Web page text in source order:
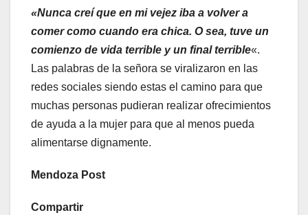
«Nunca creí que en mi vejez iba a volver a
comer como cuando era chica. O sea, tuve un
comienzo de vida terrible y un final terrible«.
Las palabras de la señora se viralizaron en las
redes sociales siendo estas el camino para que
muchas personas pudieran realizar ofrecimientos
de ayuda a la mujer para que al menos pueda
alimentarse dignamente.
Mendoza Post
Compartir